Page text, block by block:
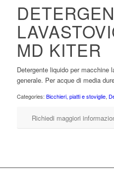
MD KITER
Detergente liquido per macchine
generale. Per acque di media
Categories: Bicchieri, piatti e stoviglie,
Richiedi maggiori